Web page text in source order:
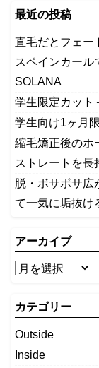
最近の投稿
直毛だとフェー
スペインカール
SOLANA
学生限定カット
学生向け1ヶ月
縮毛矯正後のホ
ストレートを長
脱・ボサボサ広
て一気に垢抜け
アーカイブ
カテゴリー
Outside
Inside